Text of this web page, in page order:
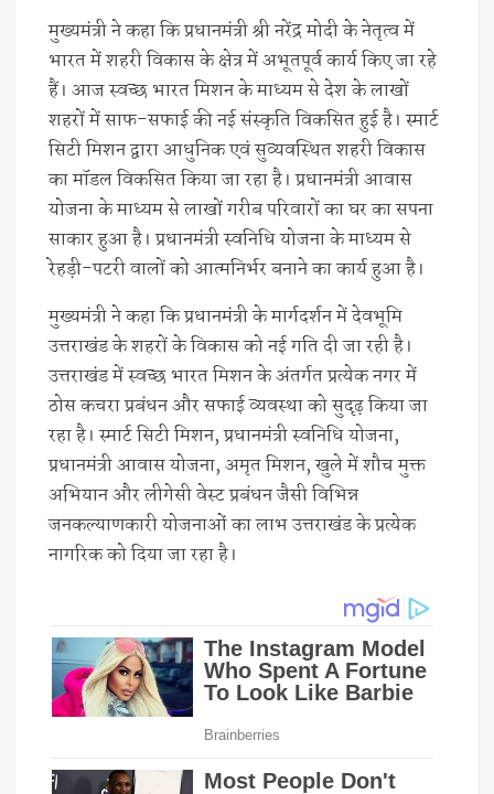
मुख्यमंत्री ने कहा कि प्रधानमंत्री श्री नरेंद्र मोदी के नेतृत्व में
भारत में शहरी विकास के क्षेत्र में अभूतपूर्व कार्य किए जा रहे
हैं। आज स्वच्छ भारत मिशन के माध्यम से देश के लाखों
शहरों में साफ-सफाई की नई संस्कृति विकसित हुई है। स्मार्ट
सिटी मिशन द्वारा आधुनिक एवं सुव्यवस्थित शहरी विकास
का मॉडल विकसित किया जा रहा है। प्रधानमंत्री आवास
योजना के माध्यम से लाखों गरीब परिवारों का घर का सपना
साकार हुआ है। प्रधानमंत्री स्वनिधि योजना के माध्यम से
रेहड़ी-पटरी वालों को आत्मनिर्भर बनाने का कार्य हुआ है।
मुख्यमंत्री ने कहा कि प्रधानमंत्री के मार्गदर्शन में देवभूमि
उत्तराखंड के शहरों के विकास को नई गति दी जा रही है।
उत्तराखंड में स्वच्छ भारत मिशन के अंतर्गत प्रत्येक नगर में
ठोस कचरा प्रबंधन और सफाई व्यवस्था को सुदृढ़ किया जा
रहा है। स्मार्ट सिटी मिशन, प्रधानमंत्री स्वनिधि योजना,
प्रधानमंत्री आवास योजना, अमृत मिशन, खुले में शौच मुक्त
अभियान और लीगेसी वेस्ट प्रबंधन जैसी विभिन्न
जनकल्याणकारी योजनाओं का लाभ उत्तराखंड के प्रत्येक
नागरिक को दिया जा रहा है।